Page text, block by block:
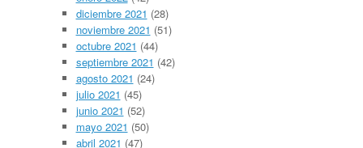
diciembre 2021 (28)
noviembre 2021 (51)
octubre 2021 (44)
septiembre 2021 (42)
agosto 2021 (24)
julio 2021 (45)
junio 2021 (52)
mayo 2021 (50)
abril 2021 (47)